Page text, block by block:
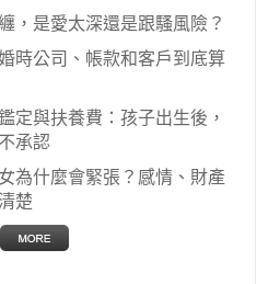
有些案例…
，是愛太深還是跟騷風險？
時公司、帳款和客戶到底算
定與扶養費：孩子出生後，
承認
為什麼會緊張？感情、財產
楚